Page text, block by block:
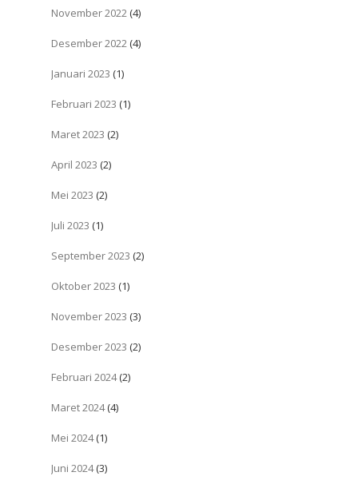
November 2022 (4)
Desember 2022 (4)
Januari 2023 (1)
Februari 2023 (1)
Maret 2023 (2)
April 2023 (2)
Mei 2023 (2)
Juli 2023 (1)
September 2023 (2)
Oktober 2023 (1)
November 2023 (3)
Desember 2023 (2)
Februari 2024(2)
Maret 2024(4)
Mei 2024(1)
Juni 2024(3)